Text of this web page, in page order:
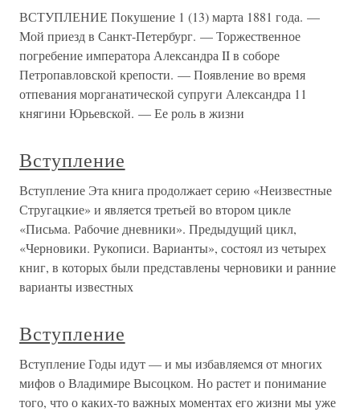
ВСТУПЛЕНИЕ Покушение 1 (13) марта 1881 года. —
Мой приезд в Санкт-Петербург. — Торжественное
погребение императора Александра II в соборе
Петропавловской крепости. — Появление во время
отпевания морганатической супруги Александра 11
княгини Юрьевской. — Ее роль в жизни
Вступление
Вступление Эта книга продолжает серию «Неизвестные
Стругацкие» и является третьей во втором цикле
«Письма. Рабочие дневники». Предыдущий цикл,
«Черновики. Рукописи. Варианты», состоял из четырех
книг, в которых были представлены черновики и ранние
варианты известных
Вступление
Вступление Годы идут — и мы избавляемся от многих
мифов о Владимире Высоцком. Но растет и понимание
того, что о каких-то важных моментах его жизни мы уже